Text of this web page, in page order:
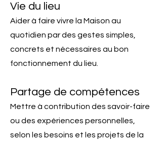
Vie du lieu
Aider à faire vivre la Maison au
quotidien par des gestes simples,
concrets et nécessaires au bon
fonctionnement du lieu.
Partage de compétences
Mettre à contribution des savoir-faire
ou des expériences personnelles,
selon les besoins et les projets de la